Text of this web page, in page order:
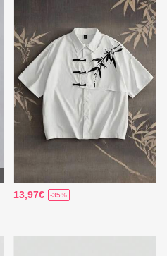
13,97€ -35%